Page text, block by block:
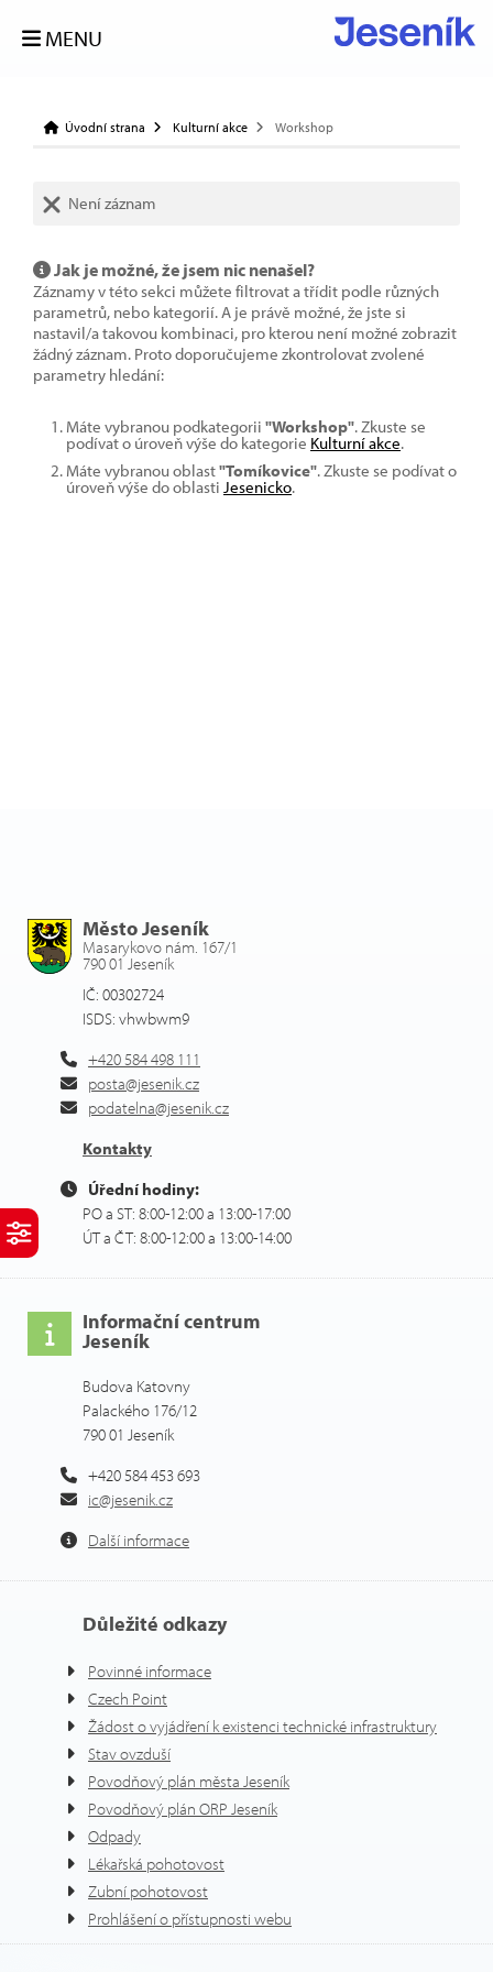
MENU
Úvodní strana Kulturní akce Workshop
Není záznam
Jak je možné, že jsem nic nenašel?
Záznamy v této sekci můžete filtrovat a třídit podle různých
parametrů, nebo kategorií. A je právě možné, že jste si
nastavil/a takovou kombinaci, pro kterou není možné zobrazit
žádný záznam. Proto doporučujeme zkontrolovat zvolené
parametry hledání:
Máte vybranou podkategorii "Workshop". Zkuste se
podívat o úroveň výše do kategorie Kulturní akce.
Máte vybranou oblast"Tomíkovice". Zkuste se podívat o
úroveň výše do oblasti Jesenicko.
Město Jeseník
Masarykovo nám. 167/1
790 01 Jeseník
IČ: 00302724
ISDS: vhwbwm9
+420 584 498 111
posta@jesenik.cz
podatelna@jesenik.cz
Kontakty
Úřední hodiny:
PO a ST: 8:00-12:00 a 13:00-17:00
ÚT a ČT: 8:00-12:00 a 13:00-14:00
Informační centrum
Jeseník
Budova Katovny
Palackého 176/12
790 01 Jeseník
+420 584 453 693
ic@jesenik.cz
Další informace
Důležité odkazy
Povinné informace
Czech Point
Žádost o vyjádření k existenci technické infrastruktury
Stav ovzduší
Povodňový plán města Jeseník
Povodňový plán ORP Jeseník
Odpady
Lékařská pohotovost
Zubní pohotovost
Prohlášení o přístupnosti webu